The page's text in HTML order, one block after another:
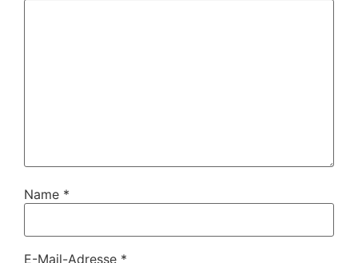
Name *
E-Mail-Adresse *